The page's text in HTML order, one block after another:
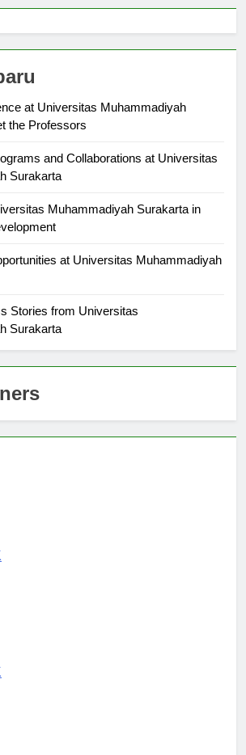
at Universitas Muhammadiyah
and Collaborations at Universitas
Muhammadiyah Surakarta in
at Universitas Muhammadiyah
Stories from Universitas